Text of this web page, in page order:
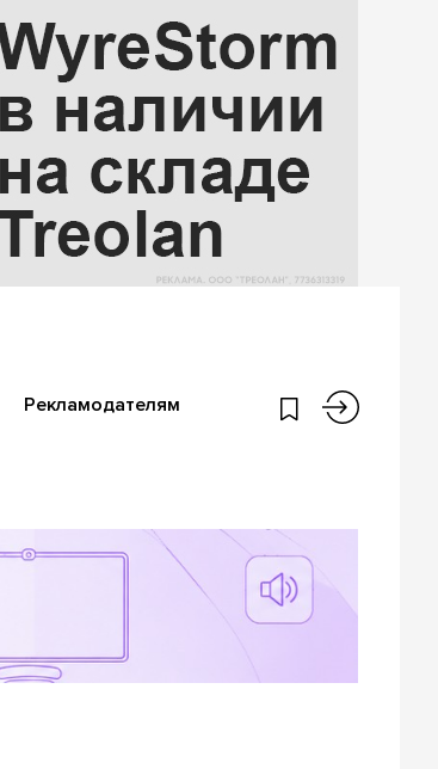
Рекламодателям